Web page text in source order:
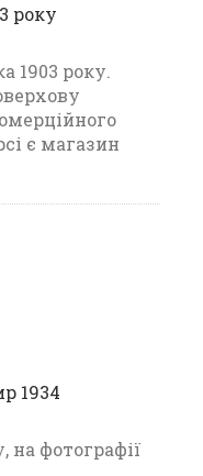
року
1903 року.
є магазин
1934
на фотографії